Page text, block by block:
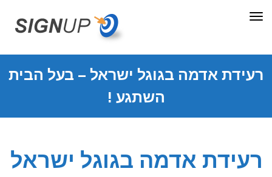
תפריט
רעידת אדמה בגוגל ישראל – בעל הבית
השתגע !
רעידת אדמה בגוגל ישראל